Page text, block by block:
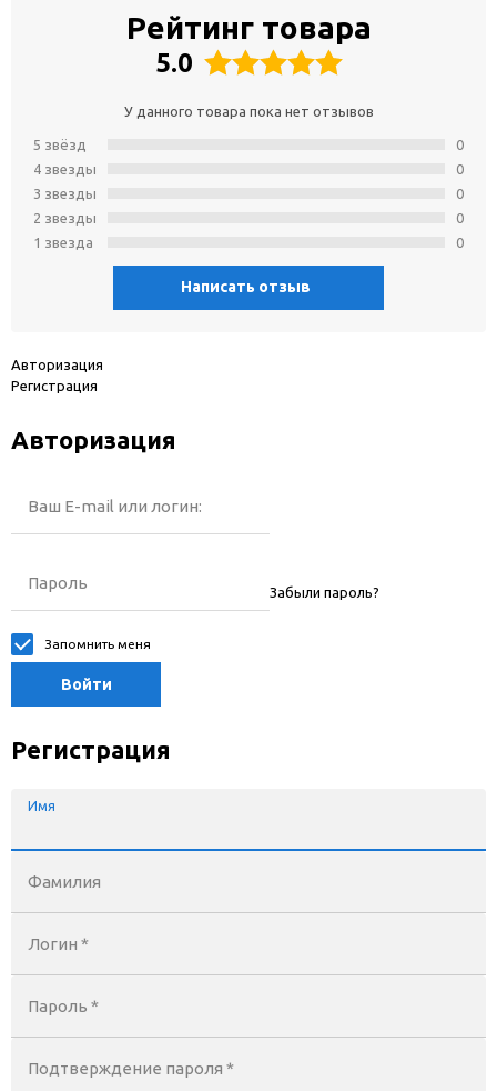
Рейтинг товара
5.0
У данного товара пока нет отзывов
5 звёзд
4 звeзды
3 звeзды
2 звeзды
1 звeзда
0
0
0
0
0
Написать отзыв
Авторизация
Регистрация
Авторизация
Ваш E-mail или логин:
Пароль Забыли пароль?
Запомнить меня
Войти
Регистрация
Имя
Фамилия
Логин *
Пароль *
Подтверждение пароля *